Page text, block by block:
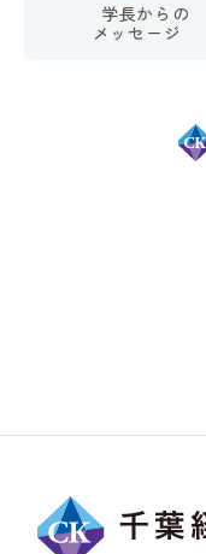
学長からの
メッセージ